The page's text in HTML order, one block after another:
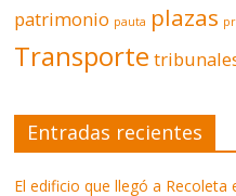
patrimonio pauta plazas
Transporte
Entradas recientes
El edificio que llegó a Recoleta